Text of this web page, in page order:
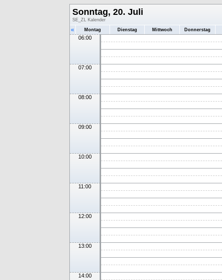
Sonntag, 20. Juli
SE_ZL Kalender
« Montag Dienstag Mittwoch Donnerstag
06:00
07:00
08:00
09:00
10:00
11:00
12:00
13:00
14:00